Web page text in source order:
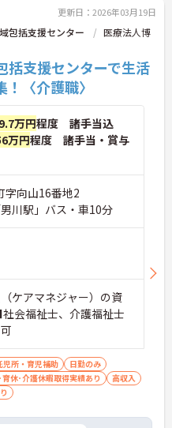
更新日：2026年03月19日
包括支援センター
医療法人博
括支援センターで生活
〈介護職〉
万円程度 諸手当込
万円程度 諸手当・賞与
字向山16番地2
川駅」バス・車10分
ケアマネジャー）の資
会福祉士、介護福祉士
児所・育児補助
日勤のみ
育休･介護休暇取得実績あり
高収入